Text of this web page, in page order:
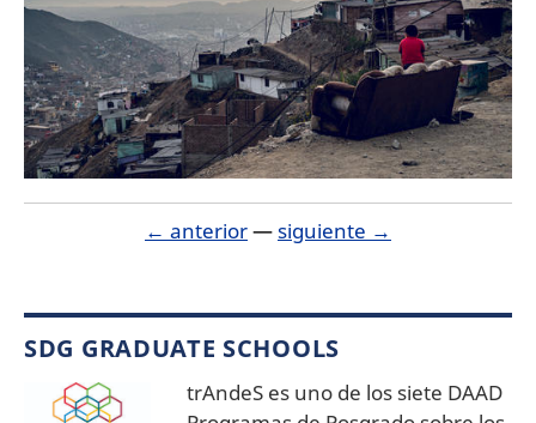
← anterior—siguiente →
SDG GRADUATE SCHOOLS
trAndeS es uno de los siete DAAD